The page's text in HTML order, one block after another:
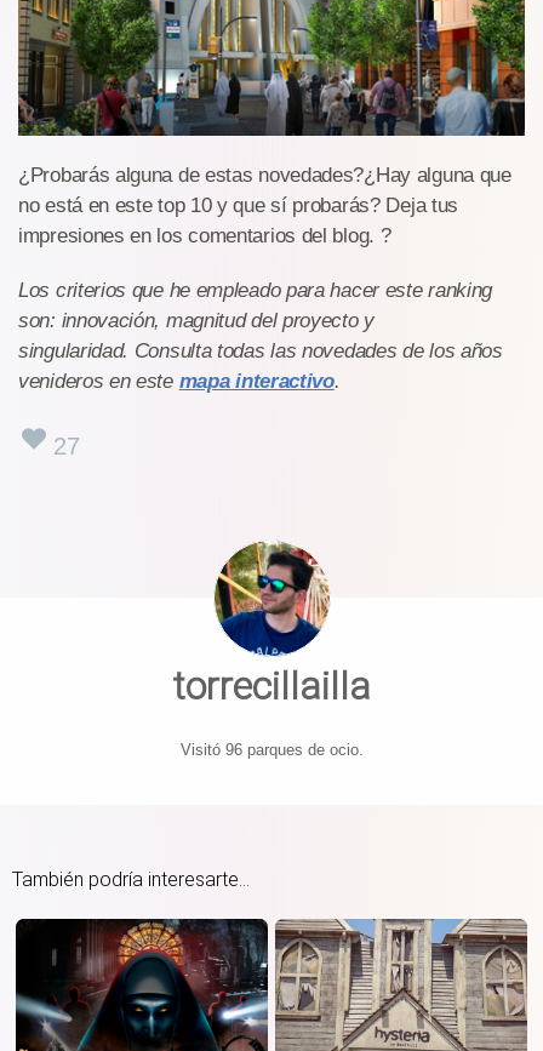
¿Probarás alguna de estas novedades?¿Hay alguna que
no está en este top 10 y que sí probarás? Deja tus
impresiones en los comentarios del blog. ?
Los criterios que he empleado para hacer este ranking
son: innovación, magnitud del proyecto y
singularidad. Consulta todas las novedades de los años
venideros en este mapa interactivo.
27
torrecillailla
Visitó 96 parques de ocio.
También podría interesarte...